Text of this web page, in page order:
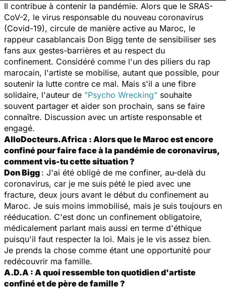
Il contribue à contenir la pandémie. Alors que le SRAS-
CoV-2, le virus responsable du nouveau coronavirus
(Covid-19), circule de manière active au Maroc, le
rappeur casablancais Don Bigg tente de sensibiliser ses
fans aux gestes-barrières et au respect du
confinement. Considéré comme l'un des piliers du rap
marocain, l'artiste se mobilise, autant que possible, pour
soutenir la lutte contre ce mal. Mais s'il a une fibre
solidaire, l'auteur de "Psycho Wrecking" souhaite
souvent partager et aider son prochain, sans se faire
connaître. Discussion avec un artiste responsable et
engagé.
AlloDocteurs.Africa : Alors que le Maroc est encore
confiné pour faire face à la pandémie de coronavirus,
comment vis-tu cette situation ?
Don Bigg : J'ai été obligé de me confiner, au-delà du
coronavirus, car je me suis pété le pied avec une
fracture, deux jours avant le début du confinement au
Maroc. Je suis moins immobilisé, mais je suis toujours en
rééducation. C'est donc un confinement obligatoire,
médicalement parlant mais aussi en terme d'éthique
puisqu'il faut respecter la loi. Mais je le vis assez bien.
Je prends la chose comme étant une opportunité pour
redécouvrir ma famille.
A.D.A : A quoi ressemble ton quotidien d'artiste
confiné et de père de famille ?